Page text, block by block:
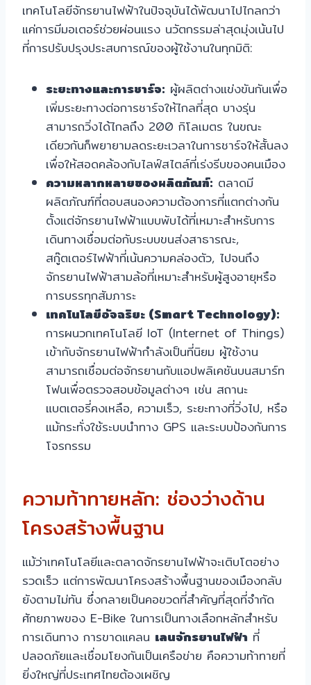
เทคโนโลยีจักรยานไฟฟ้าในปัจจุบันได้พัฒนาไปไกลกว่า
แค่การมีมอเตอร์ช่วยผ่อนแรง นวัตกรรมล่าสุดมุ่งเน้นไป
ที่การปรับปรุงประสบการณ์ของผู้ใช้งานในทุกมิติ:
ระยะทางและการชาร์จ: ผู้ผลิตต่างแข่งขันกันเพื่อ
เพิ่มระยะทางต่อการชาร์จให้ไกลที่สุด บางรุ่น
สามารถวิ่งได้ไกลถึง 200 กิโลเมตร ในขณะ
เดียวกันก็พยายามลดระยะเวลาในการชาร์จให้สั้นลง
เพื่อให้สอดคล้องกับไลฟ์สไตล์ที่เร่งรีบของคนเมือง
ความหลากหลายของผลิตภัณฑ์: ตลาดมี
ผลิตภัณฑ์ที่ตอบสนองความต้องการที่แตกต่างกัน
ตั้งแต่จักรยานไฟฟ้าแบบพับได้ที่เหมาะสำหรับการ
เดินทางเชื่อมต่อกับระบบขนส่งสาธารณะ,
สกู๊ตเตอร์ไฟฟ้าที่เน้นความคล่องตัว, ไปจนถึง
จักรยานไฟฟ้าสามล้อที่เหมาะสำหรับผู้สูงอายุหรือ
การบรรทุกสัมภาระ
เทคโนโลยีอัจฉริยะ (Smart Technology):
การผนวกเทคโนโลยี IoT (Internet of Things)
เข้ากับจักรยานไฟฟ้ากำลังเป็นที่นิยม ผู้ใช้งาน
สามารถเชื่อมต่อจักรยานกับแอปพลิเคชันบนสมาร์ท
โฟนเพื่อตรวจสอบข้อมูลต่างๆ เช่น สถานะ
แบตเตอรี่คงเหลือ, ความเร็ว, ระยะทางที่วิ่งไป, หรือ
แม้กระทั่งใช้ระบบนำทาง GPS และระบบป้องกันการ
โจรกรรม
ความท้าทายหลัก: ช่องว่างด้าน
โครงสร้างพื้นฐาน
แม้ว่าเทคโนโลยีและตลาดจักรยานไฟฟ้าจะเติบโตอย่าง
รวดเร็ว แต่การพัฒนาโครงสร้างพื้นฐานของเมืองกลับ
ยังตามไม่ทัน ซึ่งกลายเป็นคอขวดที่สำคัญที่สุดที่จำกัด
ศักยภาพของ E-Bike ในการเป็นทางเลือกหลักสำหรับ
การเดินทาง การขาดแคลน เลนจักรยานไฟฟ้า ที่
ปลอดภัยและเชื่อมโยงกันเป็นเครือข่าย คือความท้าทายที่
ยิ่งใหญ่ที่ประเทศไทยต้องเผชิญ